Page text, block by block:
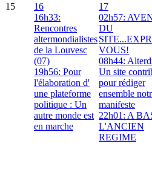
15
16
16h33:
Rencontres
altermondialistes
de la Louvesc
(07)
19h56: Pour
l'élaboration d'
une plateforme
politique : Un
autre monde est
en marche
17
02h57:
DU
VOUS!
08h44:
Un site
pour rédiger
ensemble
manifeste
22h01: A
L'ANCIEN
REGIME